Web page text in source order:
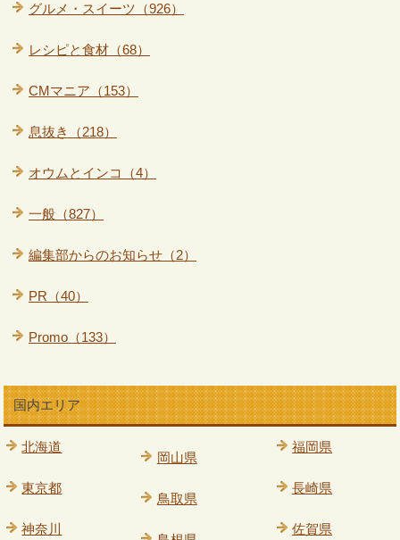
グルメ・スイーツ（926）
レシピと食材（68）
CMマニア（153）
息抜き（218）
オウムとインコ（4）
一般（827）
編集部からのお知らせ（2）
PR（40）
Promo（133）
国内エリア
北海道
東京都
神奈川
岡山県
鳥取県
福岡県
長崎県
佐賀県